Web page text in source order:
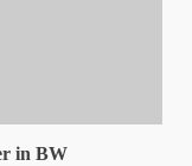
in BW